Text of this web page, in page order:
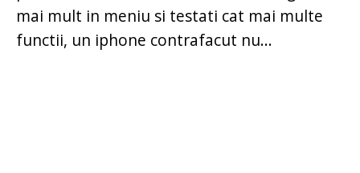
mai mult in meniu si testati cat mai multe
functii, un iphone contrafacut nu...